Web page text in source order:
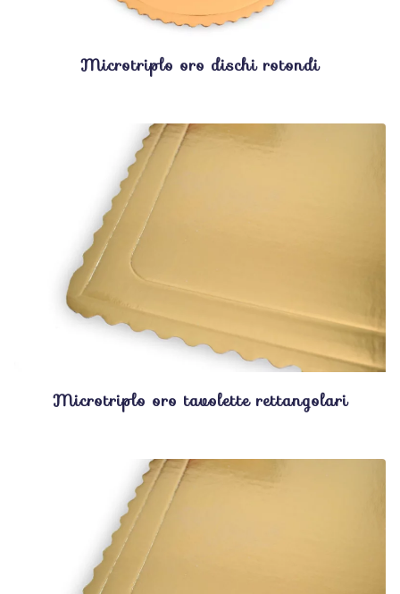
Microtriplo oro dischi rotondi
Microtriplo oro tavolette rettangolari